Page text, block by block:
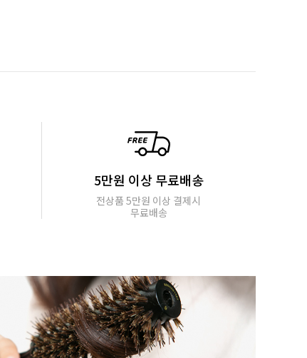
5만원 이상 무료배송
전상품 5만원 이상 결제시
무료배송